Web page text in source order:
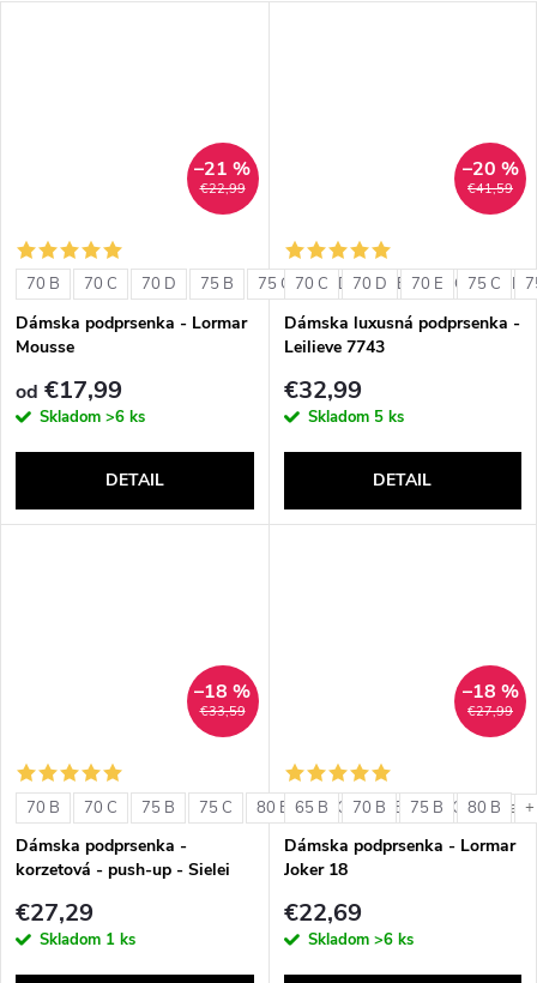
€22,99
–21 %
70 B 70 C 70 D 75 B 75 C 75 D 80 B 80 C 80 D
Dámska podprsenka - Lormar
Mousse
od €17,99
Skladom >6 ks
DETAIL
€41,59
–20 %
70 C 70 D 70 E 75 C
Dámska luxusná podprsenka -
Leilieve 7743
€32,99
Skladom 5 ks
DETAIL
€33,59
–18 %
70 B 70 C 75 B 75 C 80 B 80 C 85 B 85 C +
Dámska podprsenka -
korzetová - push-up - Sielei
€27,29
Skladom 1 ks
€27,99
–18 %
65 B 70 B 75 B 80 B
Dámska podprsenka - Lormar
Joker 18
€22,69
Skladom >6 ks